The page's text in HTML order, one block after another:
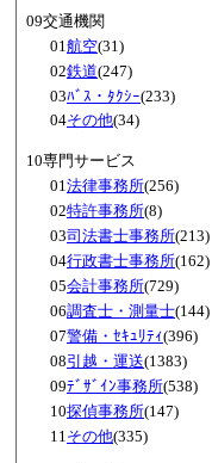
09交通機関
01航空(31)
02鉄道(247)
03ﾊﾞｽ・ﾀｸｼｰ(233)
04その他(34)
10専門サービス
01法律事務所(256)
02特許事務所(8)
03司法書士事務所(213)
04行政書士事務所(162)
05会計事務所(729)
06調査士・測量士(144)
07警備・ｾｷｭﾘﾃｨ(396)
08引越・運送(1383)
09ﾃﾞｻﾞｲﾝ事務所(538)
10探偵事務所(147)
11その他(335)